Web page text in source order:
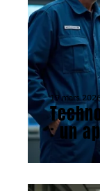
19 mars
: un